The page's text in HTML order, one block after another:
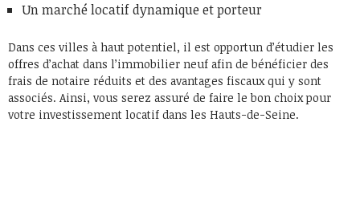
Un marché locatif dynamique et porteur
Dans ces villes à haut potentiel, il est opportun d’étudier les
offres d’achat dans l’immobilier neuf afin de bénéficier des
frais de notaire réduits et des avantages fiscaux qui y sont
associés. Ainsi, vous serez assuré de faire le bon choix pour
votre investissement locatif dans les Hauts-de-Seine.